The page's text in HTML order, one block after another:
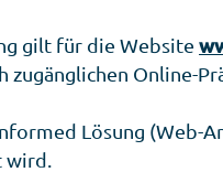
gilt für die Website
Online-
Lösung (Web-
wird.